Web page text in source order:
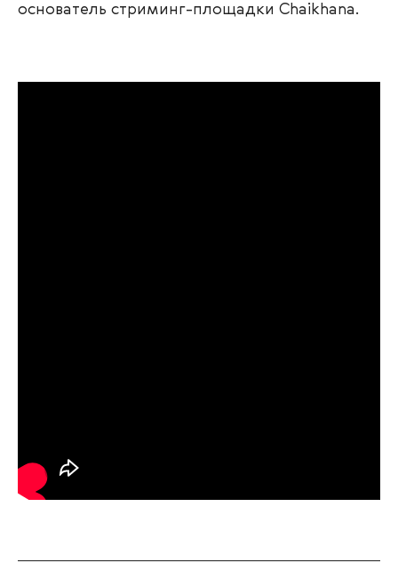
основатель стриминг-площадки Chaikhana.